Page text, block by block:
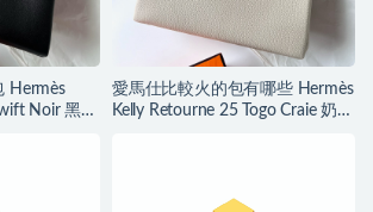
Hermès
Noir 黑色
愛馬仕比較火的包有哪些 Hermès
Kelly Retourne 25 Togo Craie 奶昔